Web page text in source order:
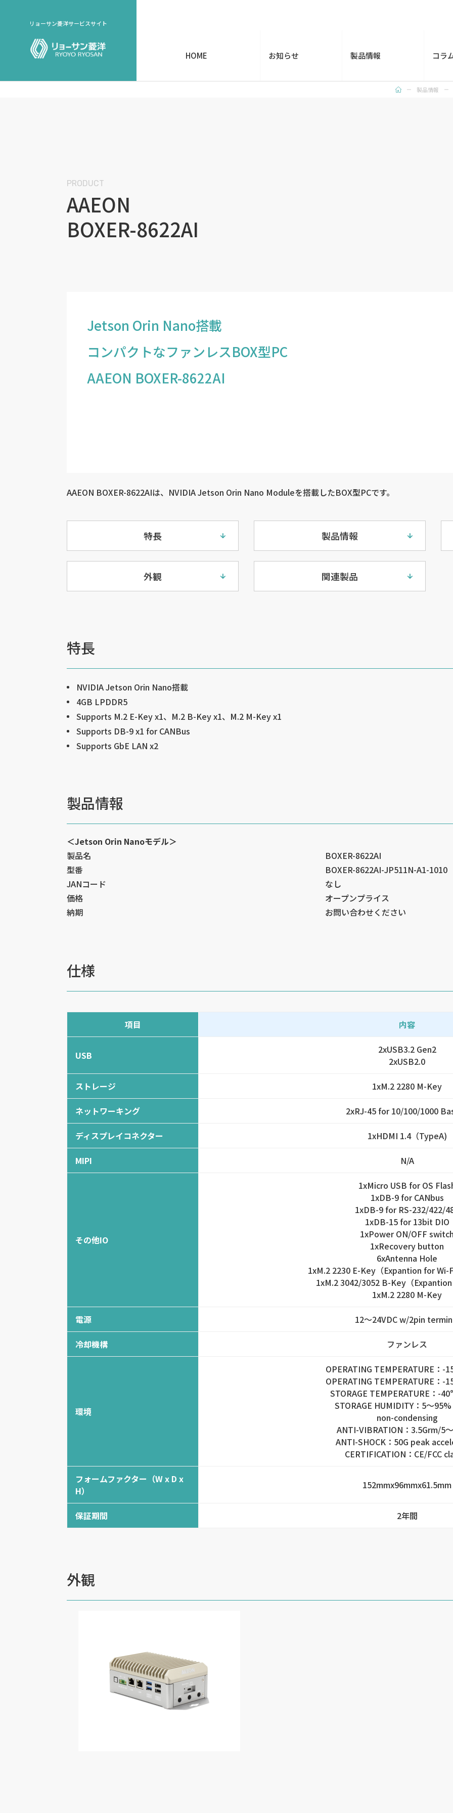
リョーサン菱洋サービスサイト
HOME お知らせ 製品情報 コラ
トッ
製品情報
PRODUCT
AAEON
BOXER-8622AI
Jetson Orin Nano搭載
コンパクトなファンレスBOX型PC
AAEON BOXER-8622AI
AAEON BOXER-8622AIは、NVIDIA Jetson Orin Nano Moduleを搭載したBOX型PCです。
特長 製品情報
外観 関連製品
特長
NVIDIA Jetson Orin Nano搭載
4GB LPDDR5
Supports M.2 E-Key x1、M.2 B-Key x1、M.2 M-Key x1
Supports DB-9 x1 for CANBus
Supports GbE LAN x2
製品情報
＜Jetson Orin Nanoモデル＞
製品名
BOXER-8622AI
型番
BOXER-8622AI-JP511N-A1-1010
JANコード
なし
価格
オープンプライス
納期
お問い合わせください
仕様
項目 内容
USB
2xUSB3.2 Gen2
2xUSB2.0
ストレージ 1xM.2 2280 M-Key
ネットワーキング 2xRJ-45 for 10/100/1000
ディスプレイコネクター 1xHDMI 1.4（TypeA)
MIPI N/A
その他IO
1xMicro USB for OS
1xDB-9 for CANbus
1xDB-9 for RS-232/422/
1xDB-15 for 13bit DIO
1xPower ON/OFF
1xRecovery button
6xAntenna Hole
1xM.2 2230 E-Key（Expantion for
1xM.2 3042/3052 B-Key（
1xM.2 2280 M-Key
電源 12～24VDC w/2pin
冷却機構 ファンレス
環境
OPERATING TEMPERATURE：-
OPERATING TEMPERATURE：-
STORAGE TEMPERATURE：-
STORAGE HUMIDITY：5～95%
non-condensing
ANTI-VIBRATION：3.5Grm/5
ANTI-SHOCK：50G peak
CERTIFICATION：CE/FCC
フォームファクター（W x D x
H）
152mmx96mmx61.5mm
保証期間 2年間
外観